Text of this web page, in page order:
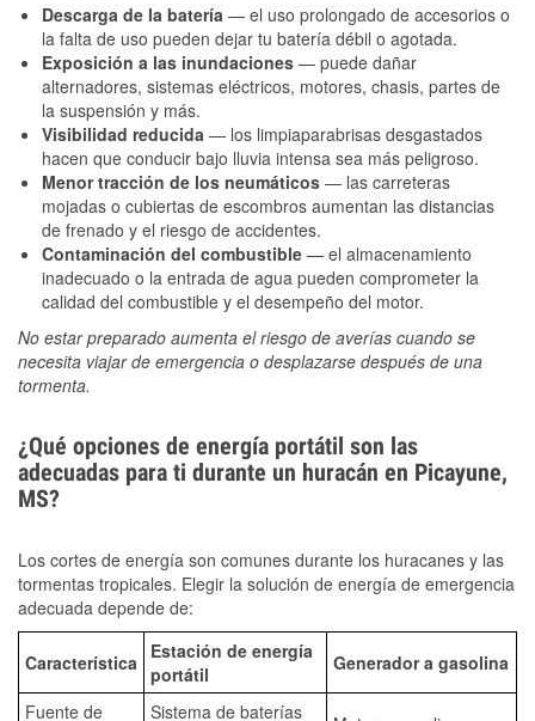
Descarga de la batería — el uso prolongado de accesorios o
la falta de uso pueden dejar tu batería débil o agotada.
Exposición a las inundaciones — puede dañar
alternadores, sistemas eléctricos, motores, chasis, partes de
la suspensión y más.
Visibilidad reducida — los limpiaparabrisas desgastados
hacen que conducir bajo lluvia intensa sea más peligroso.
Menor tracción de los neumáticos — las carreteras
mojadas o cubiertas de escombros aumentan las distancias
de frenado y el riesgo de accidentes.
Contaminación del combustible — el almacenamiento
inadecuado o la entrada de agua pueden comprometer la
calidad del combustible y el desempeño del motor.
No estar preparado aumenta el riesgo de averías cuando se
necesita viajar de emergencia o desplazarse después de una
tormenta.
¿Qué opciones de energía portátil son las
adecuadas para ti durante un huracán en Picayune,
MS?
Los cortes de energía son comunes durante los huracanes y las
tormentas tropicales. Elegir la solución de energía de emergencia
adecuada depende de:
Característica
Estación de energía
portátil
Generador a gasolina
Fuente de Sistema de baterías